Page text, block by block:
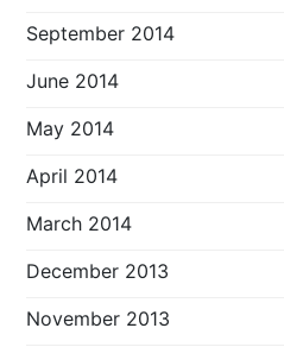
September 2014
June 2014
May 2014
April 2014
March 2014
December 2013
November 2013